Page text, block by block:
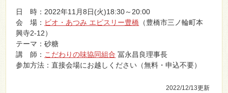
日 時：2022年11月8日(火)18:30～20:00
会 場： ビオ・あつみ エピスリー豊橋 （豊橋市三ノ輪町本
興寺2-12）
テーマ：砂糖
講 師： こだわりの味協同組合 冨永昌良理事長
参加方法：直接会場にお越しください（無料・申込不要）
2022/12/13更新